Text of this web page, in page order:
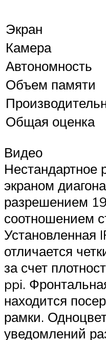
Экран
Камера
Автономность
Объем памяти
Общая оценка
Видео
Нестандартное
экраном
разрешением
соотношением
Установленная
отличается
за счет
ppi.
находится
рамки.
уведомлений